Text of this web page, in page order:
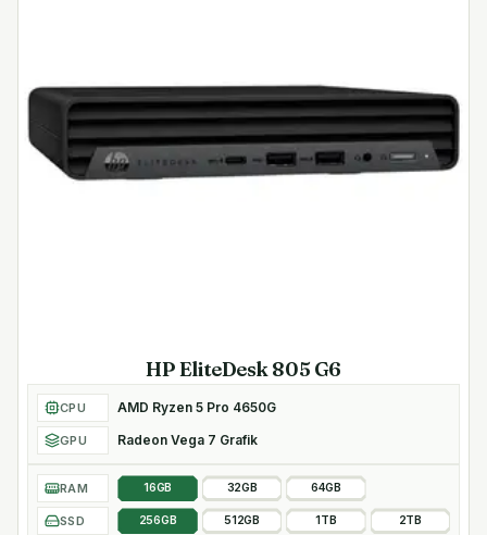
HP EliteDesk 805 G6
CPU AMD Ryzen 5 Pro 4650G
GPU Radeon Vega 7 Grafik
RAM 16GB 32GB 64GB
SSD 256GB 512GB 1TB 2TB